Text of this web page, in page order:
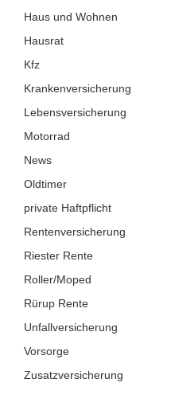
Haus und Wohnen
Hausrat
Kfz
Krankenversicherung
Lebensversicherung
Motorrad
News
Oldtimer
private Haftpflicht
Rentenversicherung
Riester Rente
Roller/Moped
Rürup Rente
Unfallversicherung
Vorsorge
Zusatzversicherung